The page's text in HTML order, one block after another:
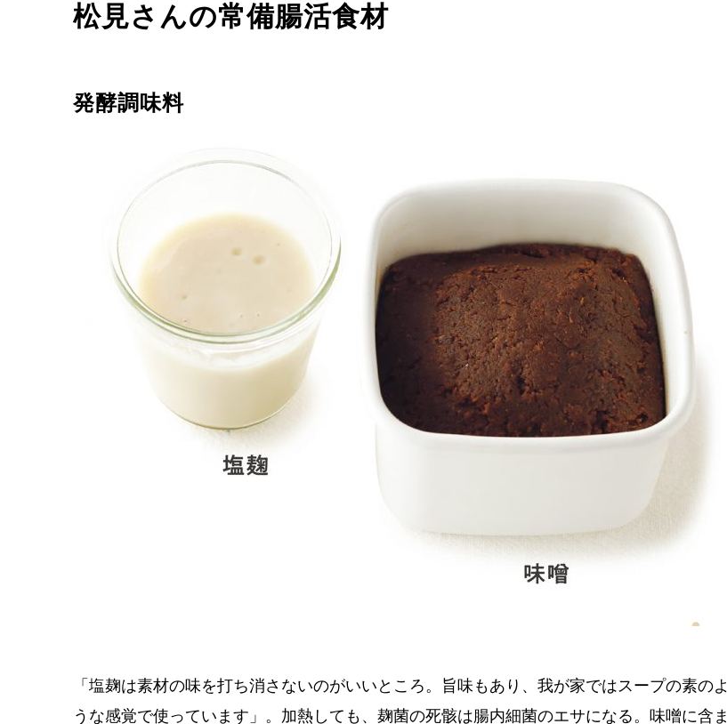
松見さんの常備腸活食材
発酵調味料
「塩麹は素材の味を打ち消さないのがいいところ。旨味もあり、我が家ではスープの素のよ
うな感覚で使っています」。加熱しても、麹菌の死骸は腸内細菌のエサになる。味噌に含ま